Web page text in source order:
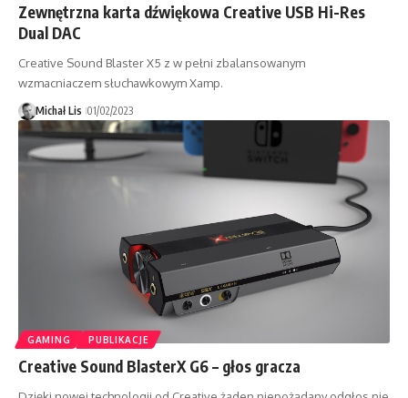
Zewnętrzna karta dźwiękowa Creative USB Hi-Res
Dual DAC
Creative Sound Blaster X5 z w pełni zbalansowanym
wzmacniaczem słuchawkowym Xamp.
Michał Lis 01/02/2023
GAMING PUBLIKACJE
Creative Sound BlasterX G6 – głos gracza